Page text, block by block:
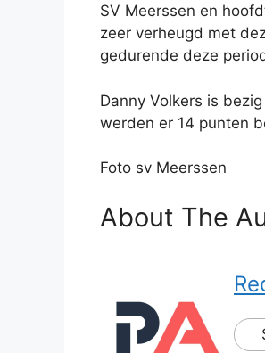
SV Meerssen en
zeer verheugd met
gedurende deze
Danny Volkers is
werden er 14 punten
Foto sv Meerssen
About The